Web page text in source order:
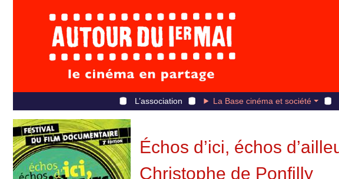
L’association La Base cinéma et société
Échos d’ici, échos
Christophe de Ponfilly